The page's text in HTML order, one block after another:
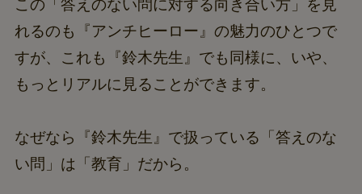
この「答えのない問に対する向き合い方」を見
れるのも『アンチヒーロー』の魅力のひとつで
すが、これも『鈴木先生』でも同様に、いや、
もっとリアルに見ることができます。
なぜなら『鈴木先生』で扱っている「答えのな
い問」は「教育」だから。